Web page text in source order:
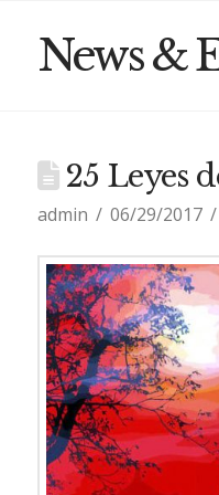
News &
25 Leyes
admin 06/29/2017